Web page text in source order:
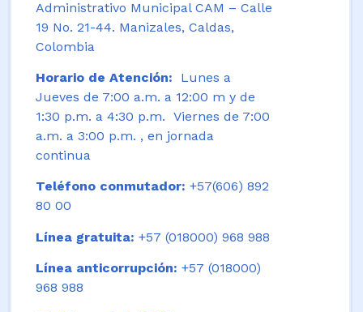
Administrativo Municipal CAM – Calle
19 No. 21-44. Manizales, Caldas,
Colombia
Horario de Atención:
Lunes a
Jueves de 7:00 a.m. a 12:00 m y de
1:30 p.m. a 4:30 p.m. Viernes de 7:00
a.m. a 3:00 p.m. , en jornada
continua
Teléfono conmutador: +57(606) 892
80 00
Línea gratuita: +57 (018000) 968 988
Línea anticorrupción: +57 (018000)
968 988